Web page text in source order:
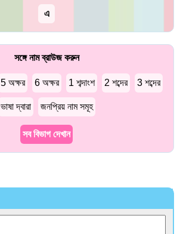
এ
সঙ্গে নাম ব্রাউজ করুন
5 অক্ষর 6 অক্ষর 1 শব্দাংশ 2 শব্দের 3 শব্দের
ভাষা দ্বারা জনপ্রিয় নাম সমূহ
সব বিভাগ দেখান